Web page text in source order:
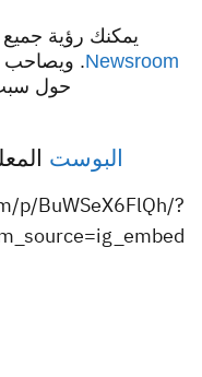
يمكنك رؤية
Newsroom. ويصاحب
حول
البوست
p/BuWSeX6FlQh/?